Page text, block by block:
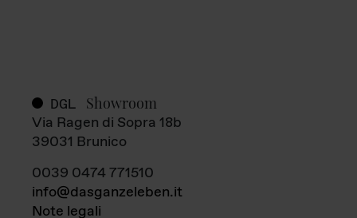
DGL Showroom
Via Ragen di Sopra 18b
39031 Brunico
0039 0474 771510
info@dasganzeleben.it
Note legali